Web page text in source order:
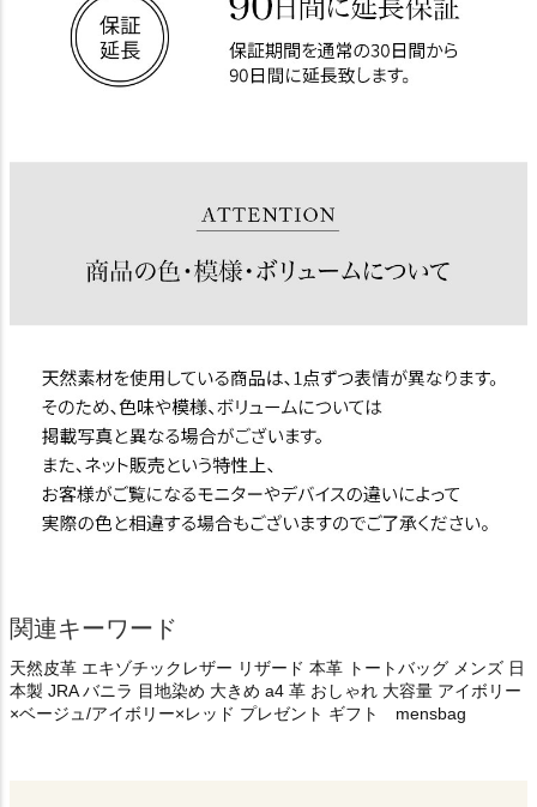
関連キーワード
天然皮革 エキゾチックレザー リザード 本革 トートバッグ メンズ 日
本製 JRA バニラ 目地染め 大きめ a4 革 おしゃれ 大容量 アイボリー
×ベージュ/アイボリー×レッド プレゼント ギフト mensbag